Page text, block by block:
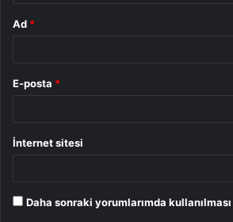
Ad *
E-posta *
İnternet sitesi
Daha sonraki yorumlarımda